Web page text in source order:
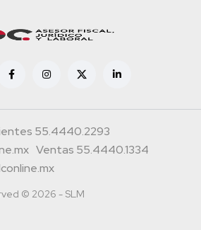
55.4440.2293
Ventas 55.4440.1334
© 2026 - SLM